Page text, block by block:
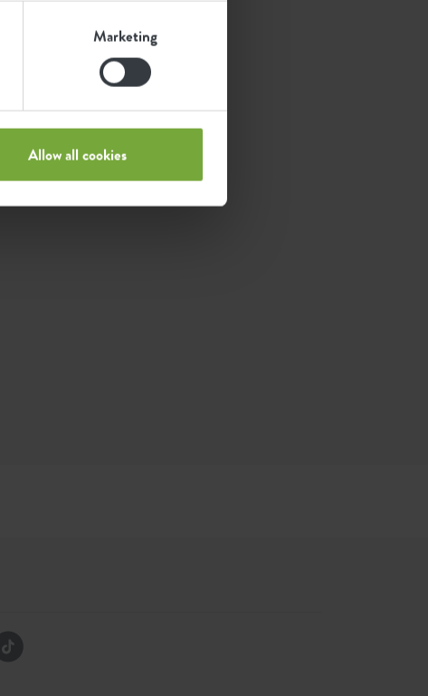
Marketing
Allow all cookies